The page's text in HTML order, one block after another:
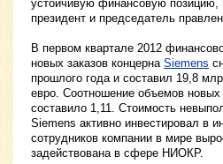
устойчивую финансовую
президент и председатель
В первом квартале 2012
новых заказов концерна Siemens
прошлого года и составил 19,8
евро. Соотношение объемов
составило 1,11. Стоимость
Siemens активно инвестировал в
сотрудников компании в мире
задействована в сфере НИОКР.